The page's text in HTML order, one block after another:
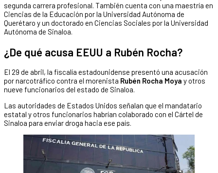
segunda carrera profesional. También cuenta con una maestría en
Ciencias de la Educación por la Universidad Autónoma de
Querétaro y un doctorado en Ciencias Sociales por la Universidad
Autónoma de Sinaloa.
¿De qué acusa EEUU a Rubén Rocha?
El 29 de abril, la fiscalía estadounidense presentó una acusación
por narcotráfico contra el morenista Rubén Rocha Moya y otros
nueve funcionarios del estado de Sinaloa.
Las autoridades de Estados Unidos señalan que el mandatario
estatal y otros funcionarios habrían colaborado con el Cártel de
Sinaloa para enviar droga hacia ese país.